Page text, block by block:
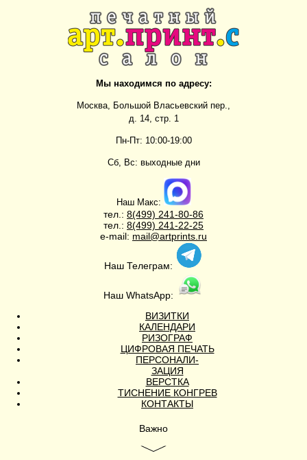
Мы находимся по адресу:
Москва, Большой Власьевский пер.,
д. 14, стр. 1
Пн-Пт: 10:00-19:00
Сб, Вс: выходные дни
Наш Макс:
тел.: 8(499) 241-80-86
тел.: 8(499) 241-22-25
e-mail: mail@artprints.ru
Наш Телеграм:
Наш WhatsApp:
ВИЗИТКИ
КАЛЕНДАРИ
РИЗОГРАФ
ЦИФРОВАЯ ПЕЧАТЬ
ПЕРСОНАЛИ-
ЗАЦИЯ
ВЕРСТКА
ТИСНЕНИЕ КОНГРЕВ
КОНТАКТЫ
Важно